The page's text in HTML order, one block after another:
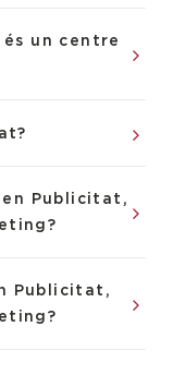
un centre
Publicitat,
Publicitat,